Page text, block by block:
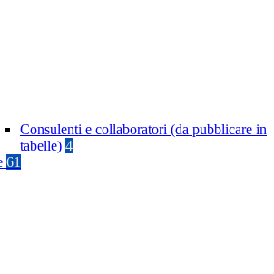
Consulenti e collaboratori (da pubblicare in
tabelle) 4
61